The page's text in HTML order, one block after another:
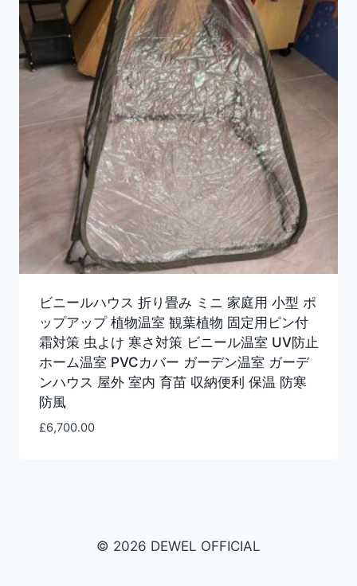
ビニールハウス 折り畳み ミニ 家庭用 小型 ポ
ップアップ 植物温室 観葉植物 固定用ピン付
霜対策 虫よけ 寒さ対策 ビニール温室 UV防止
ホーム温室 PVCカバー ガーデン温室 ガーデ
ンハウス 屋外 室内 育苗 収納便利 保温 防寒
防風
£6,700.00
© 2026 DEWEL OFFICIAL